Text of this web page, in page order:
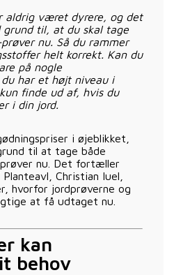
aldrig været dyrere, og det
grund til, at du skal tage
nu. Så du rammer
helt korrekt. Kan du
på nogle
har et højt niveau i
finde ud af, hvis du
i din jord.
i øjeblikket,
til at tage både
nu. Det fortæller
Christian Iuel,
hvorfor jordprøverne og
at få udtaget nu.
kan
behov